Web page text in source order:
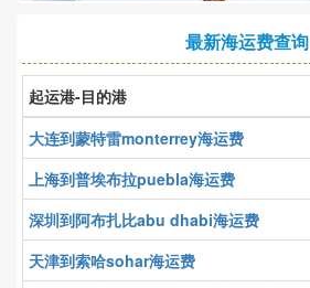
最新海运费查询
起运港-目的港
大连到蒙特雷monterrey海运费
上海到普埃布拉puebla海运费
深圳到阿布扎比abu dhabi海运费
天津到索哈sohar海运费